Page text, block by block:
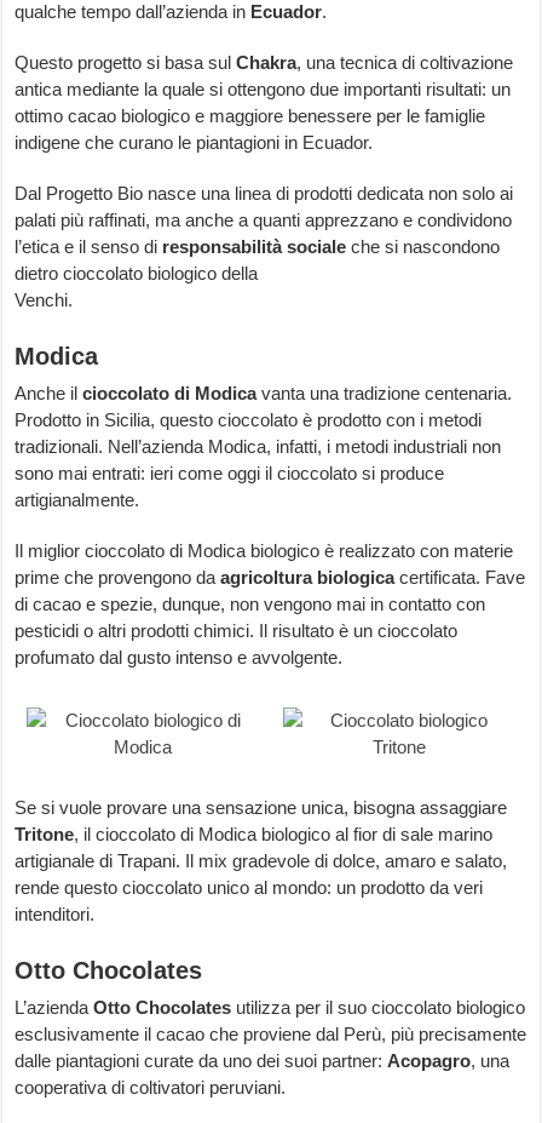
qualche tempo dall’azienda in Ecuador.
Questo progetto si basa sulChakra, una tecnica di coltivazione
antica mediante la quale si ottengono due importanti risultati: un
ottimo cacao biologico e maggiore benessere per le famiglie
indigene che curano le piantagioni in Ecuador.
Dal Progetto Bio nasce una linea di prodotti dedicata non solo ai
palati più raffinati, ma anche a quanti apprezzano e condividono
l’etica e il senso di responsabilità sociale che si nascondono
dietro cioccolato biologico della
Venchi.
Modica
Anche il cioccolato di Modicavanta una tradizione centenaria.
Prodotto in Sicilia, questo cioccolato è prodotto con i metodi
tradizionali. Nell’azienda Modica, infatti, i metodi industriali non
sono mai entrati: ieri come oggi il cioccolato si produce
artigianalmente.
Il miglior cioccolato di Modica biologico è realizzato con materie
prime che provengono daagricoltura biologicacertificata. Fave
di cacao e spezie, dunque, non vengono mai in contatto con
pesticidi o altri prodotti chimici. Il risultato è un cioccolato
profumato dal gusto intenso e avvolgente.
Se si vuole provare una sensazione unica, bisogna assaggiare
Tritone, il cioccolato di Modica biologico al fior di sale marino
artigianale di Trapani. Il mix gradevole di dolce, amaro e salato,
rende questo cioccolato unico al mondo: un prodotto da veri
intenditori.
Otto Chocolates
L’aziendaOtto Chocolates utilizza per il suo cioccolato biologico
esclusivamente il cacao che proviene dal Perù, più precisamente
dalle piantagioni curate da uno dei suoi partner:Acopagro, una
cooperativa di coltivatori peruviani.